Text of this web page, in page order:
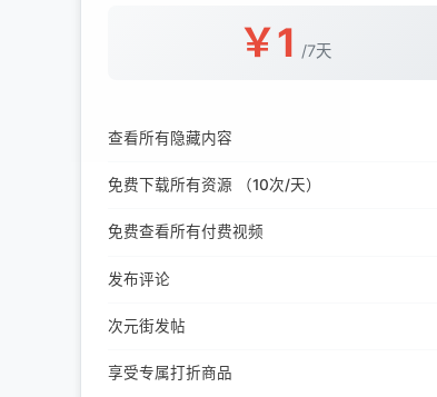
￥1 /7天
查看所有隐藏内容
免费下载所有资源 （10次/天）
免费查看所有付费视频
发布评论
次元街发帖
享受专属打折商品